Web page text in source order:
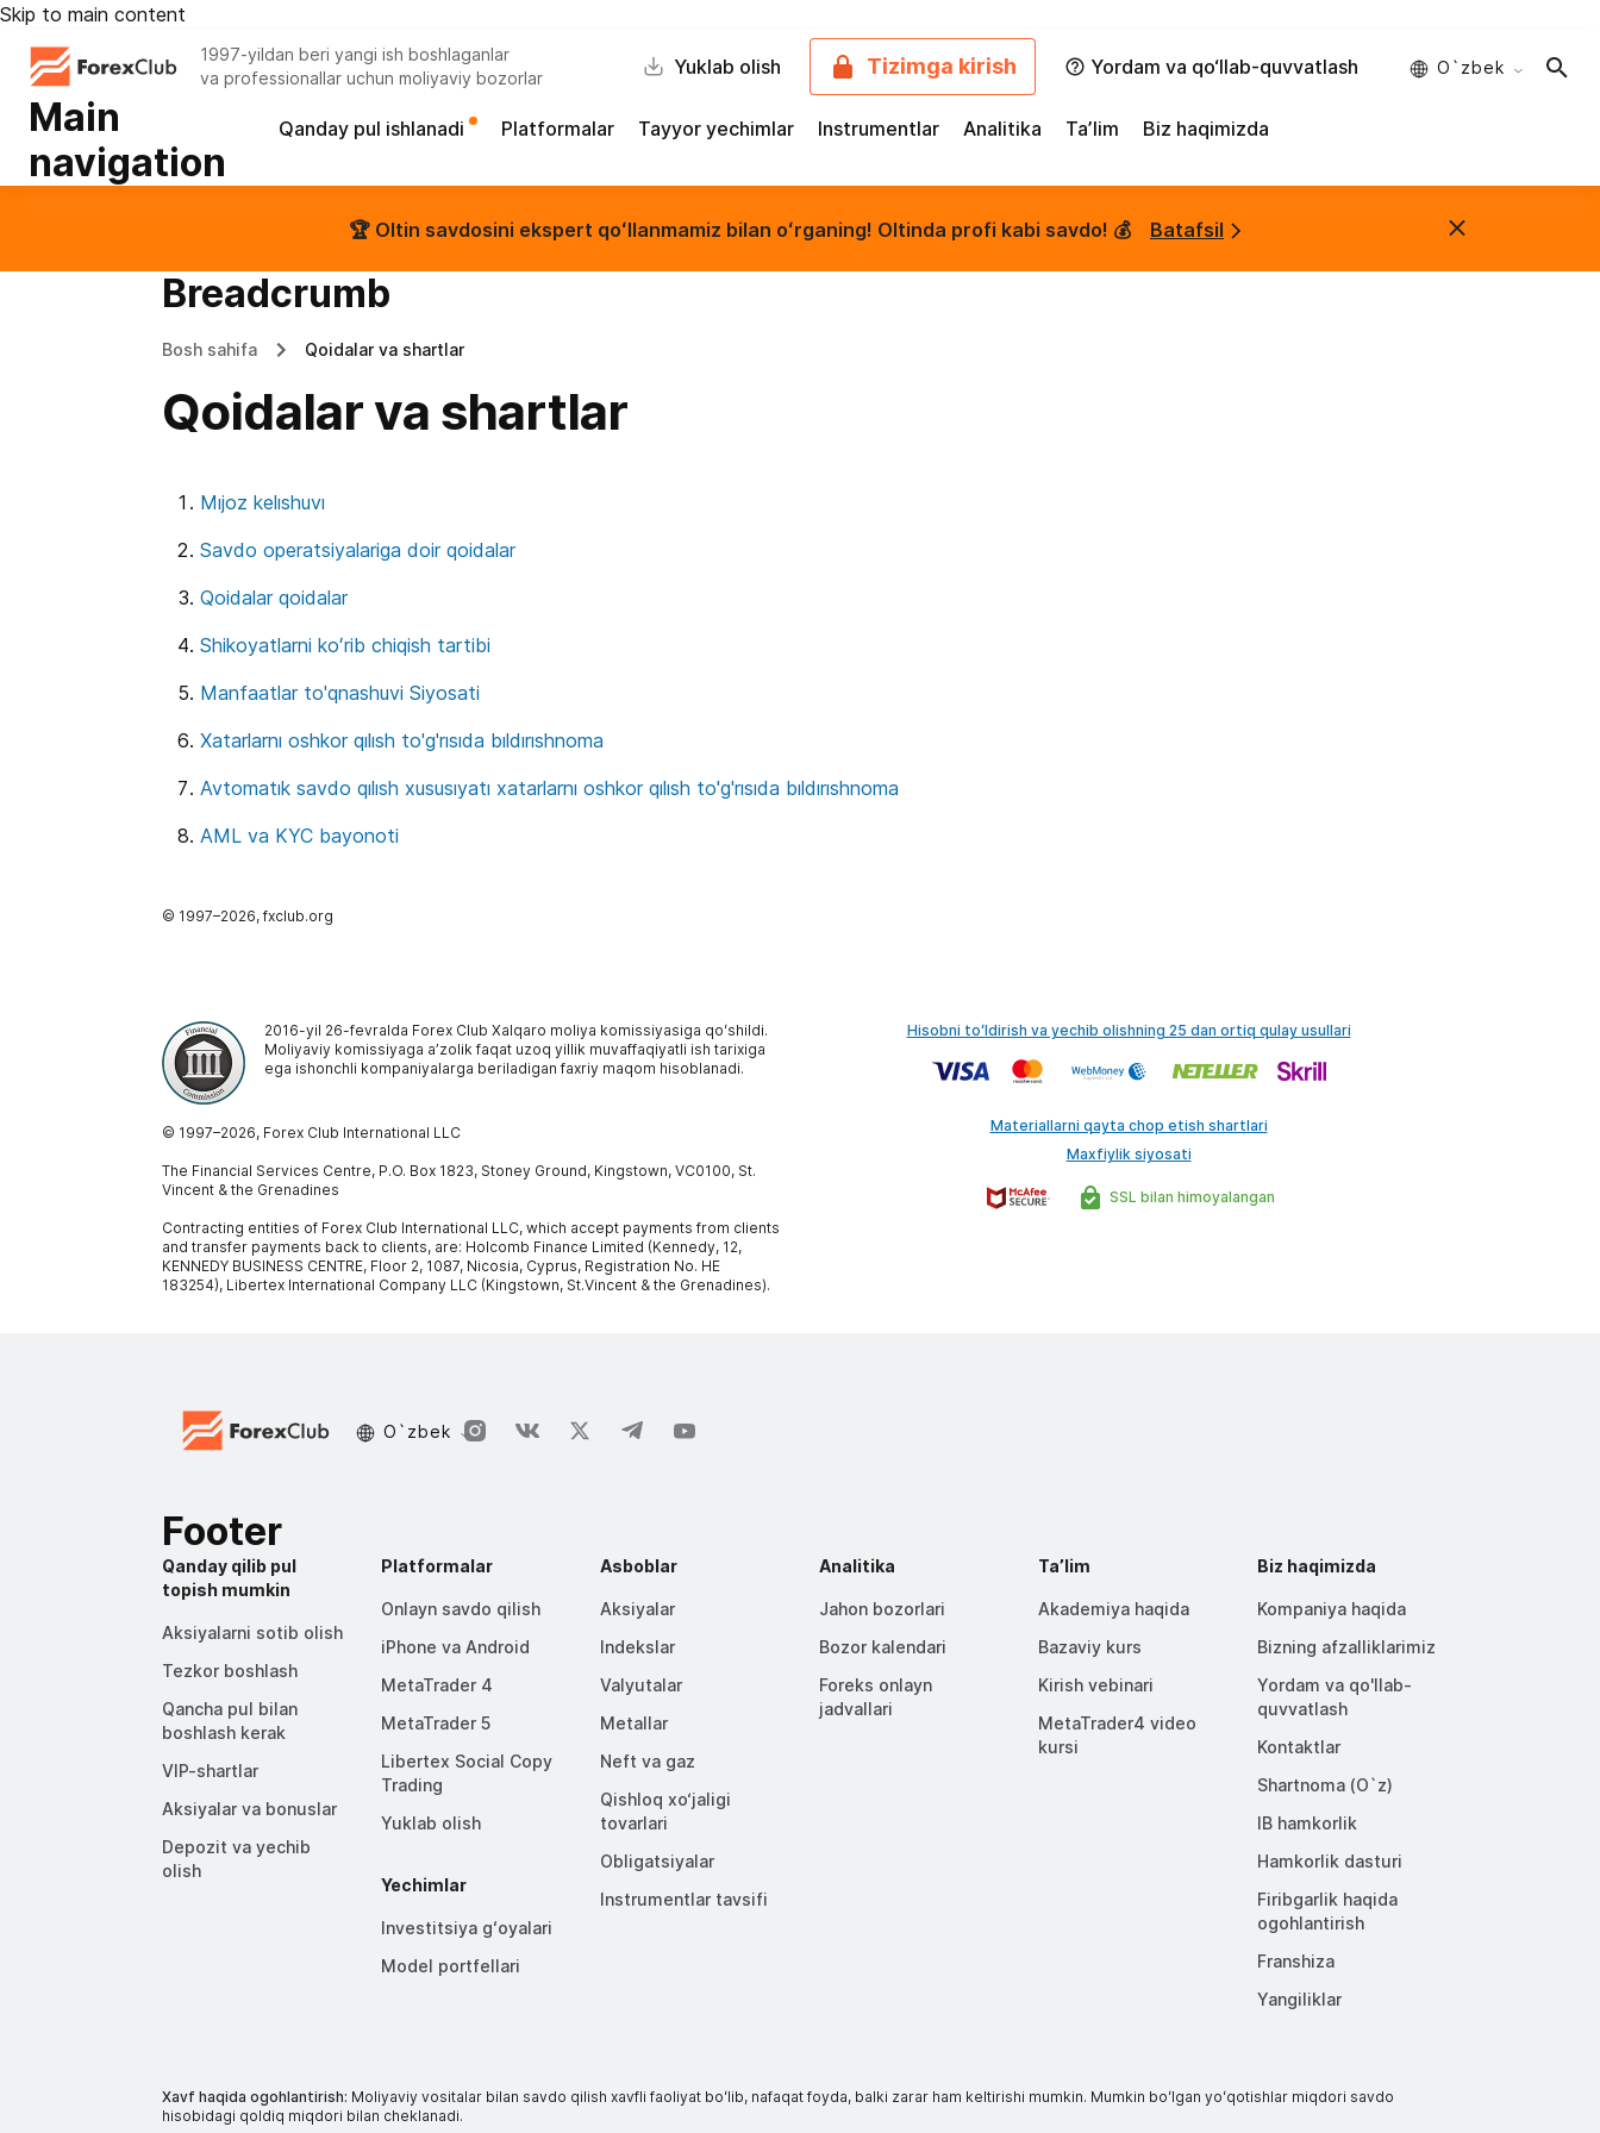
Skip to main content
1997-yildan beri yangi ish boshlaganlar
va professionallar uchun moliyaviy bozorlar
Yuklab olish Tizimga kirish Yordam va qo‘llab-quvvatlash O`zbek
Main
navigation
Qanday pul ishlanadi Platformalar Tayyor yechimlar Instrumentlar Analitika Taʼlim Biz haqimizda
🏆 Oltin savdosini ekspert qoʻllanmamiz bilan oʻrganing! Oltinda profi kabi savdo! 💰 Batafsil
Breadcrumb
Bosh sahifa Qoidalar va shartlar
Qoidalar va shartlar
Mıjoz kelıshuvı
Savdo operatsiyalariga doir qoidalar
Qoidalar qoidalar
Shikoyatlarni koʻrib chiqish tartibi
Manfaatlar to'qnashuvi Siyosati
Xatarlarnı oshkor qılısh to'g'rısıda bıldırıshnoma
Avtomatık savdo qılısh xususıyatı xatarlarnı oshkor qılısh to'g'rısıda bıldırıshnoma
AML va KYC bayonoti
© 1997–2026, fxclub.org
2016-yil 26-fevralda Forex Club Xalqaro moliya komissiyasiga qoʻshildi.
Moliyaviy komissiyaga aʼzolik faqat uzoq yillik muvaffaqiyatli ish tarixiga
ega ishonchli kompaniyalarga beriladigan faxriy maqom hisoblanadi.
© 1997–2026, Forex Club International LLC
The Financial Services Centre, P.O. Box 1823, Stoney Ground, Kingstown, VC0100, St.
Vincent & the Grenadines
Contracting entities of Forex Club International LLC, which accept payments from clients
and transfer payments back to clients, are: Holcomb Finance Limited (Kennedy, 12,
KENNEDY BUSINESS CENTRE, Floor 2, 1087, Nicosia, Cyprus, Registration No. HE
183254), Libertex International Company LLC (Kingstown, St.Vincent & the Grenadines).
Hisobni toʻldirish va yechib olishning 25 dan ortiq qulay usullari
SSL bilan himoyalangan
Materiallarni qayta chop etish shartlari
Maxfiylik siyosati
O`zbek
Footer
Qanday qilib pul
topish mumkin
Aksiyalarni sotib olish
Tezkor boshlash
Qancha pul bilan
boshlash kerak
VIP-shartlar
Aksiyalar va bonuslar
Depozit va yechib
olish
Platformalar
Onlayn savdo qilish
iPhone va Android
MetaTrader 4
MetaTrader 5
Libertex Social Copy
Trading
Yuklab olish
Yechimlar
Investitsiya gʻoyalari
Model portfellari
Asboblar
Aksiyalar
Indekslar
Valyutalar
Metallar
Neft va gaz
Qishloq xo‘jaligi
tovarlari
Obligatsiyalar
Instrumentlar tavsifi
Analitika
Jahon bozorlari
Bozor kalendari
Foreks onlayn
jadvallari
Taʼlim
Akademiya haqida
Bazaviy kurs
Kirish vebinari
MetaTrader4 video
kursi
Biz haqimizda
Kompaniya haqida
Bizning afzalliklarimiz
Yordam va qo'llab-
quvvatlash
Kontaktlar
Shartnoma (O`z)
IB hamkorlik
Hamkorlik dasturi
Firibgarlik haqida
ogohlantirish
Franshiza
Yangiliklar
Xavf haqida ogohlantirish: Moliyaviy vositalar bilan savdo qilish xavfli faoliyat boʻlib, nafaqat foyda, balki zarar ham keltirishi mumkin. Mumkin boʻlgan yoʻqotishlar miqdori savdo
hisobidagi qoldiq miqdori bilan cheklanadi.